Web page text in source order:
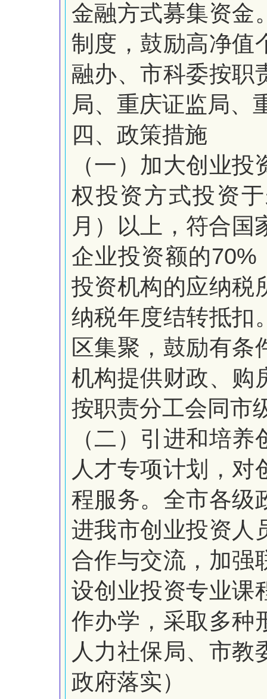
金融方式募集资金
制度，鼓励高净值
融办、市科委按职
局、重庆证监局、
四、政策措施
（一）加大创业
权投资方式投资
月）以上， 符合国
企业投资额的70%
投资机构的应纳税
纳税年度结转抵扣
区集聚，鼓励有条
机构提供财政、购
按职责分工会同市
（二）引进和培
人才专项计划，对
程服务。全市各级
进我市创业投资人
合作与交流，加强
设创业投资专业课
作办学，采取多种
人力社保局、市教
政府落实）